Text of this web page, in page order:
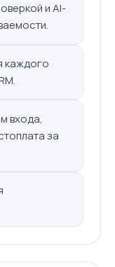
и AI-
каждого
входа,
за